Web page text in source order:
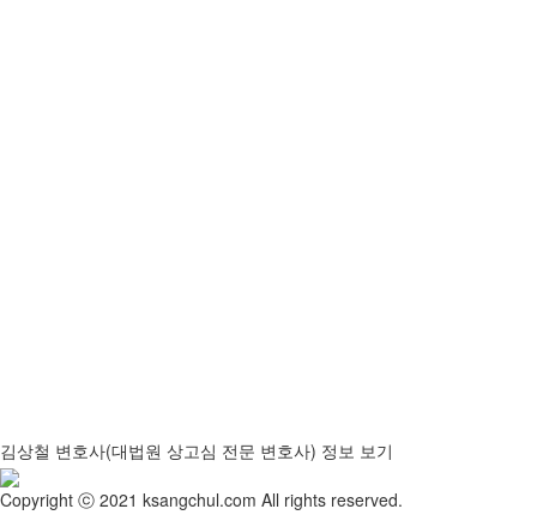
김상철 변호사(대법원 상고심 전문 변호사) 정보 보기
Copyright ⓒ 2021 ksangchul.com All rights reserved.